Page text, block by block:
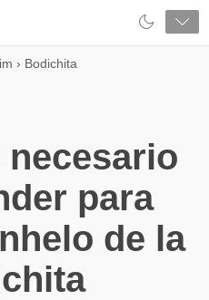
› Bodichita
necesario
para
de la